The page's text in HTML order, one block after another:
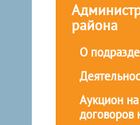
района
О
Аукцион